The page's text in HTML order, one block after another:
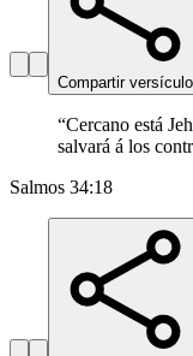
Compartir versículo
“Cercano está
salvará á los
Salmos 34:18